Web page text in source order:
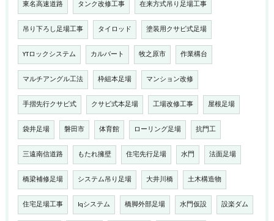
東名高速道路 タンク改修工事 在来方式吊り足場工事
吊り下ろし足場工事 タイロッド 塗装用クサビ式足場
YTロックシステム カルバート 牧之原市 作業構台
マルチアングル工法 枠組本足場 マンション改修
手摺先行クサビ式 クサビ式本足場 工場改修工事 屋根足場
袋井足場 磐田市 体育館 ローリング足場 抗門工
三遠南信道路 もたれ擁壁 住宅先行足場 水門 法面足場
橋梁補修足場 システム吊り足場 大井川橋 土木構造物
住宅足場工事 Iqシステム 橋脚外部足場 水門仮設 設楽ダム